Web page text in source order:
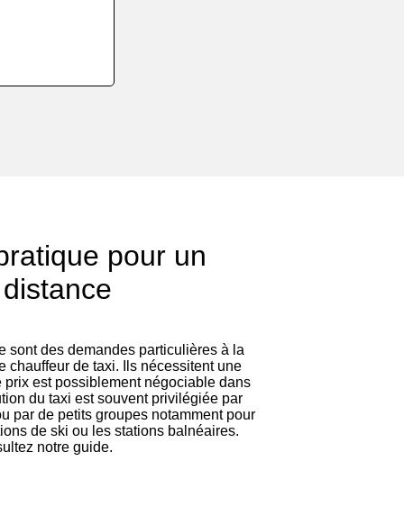
pour un
sont des demandes particulières à la
chauffeur de taxi. Ils nécessitent une
est possiblement négociable dans
du taxi est souvent privilégiée par
par de petits groupes notamment pour
de ski ou les stations balnéaires.
notre guide.